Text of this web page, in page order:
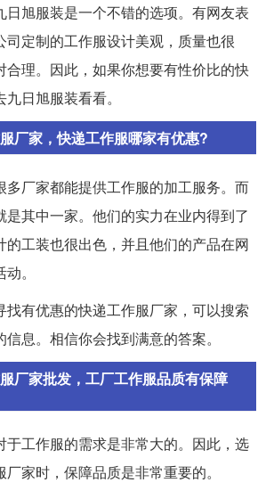
日旭服装是一个不错的选项。有网友表
司定制的工作服设计美观，质量也很
合理。因此，如果你想要有性价比的快
日旭服装看看。
厂家，快递工作服哪家有优惠?
多厂家都能提供工作服的加工服务。而
是其中一家。他们的实力在业内得到了
的工装也很出色，并且他们的产品在网
。
找有优惠的快递工作服厂家，可以搜索
息。相信你会找到满意的答案。
厂家批发，工厂工作服品质有保障
于工作服的需求是非常大的。因此，选
家时，保障品质是非常重要的。